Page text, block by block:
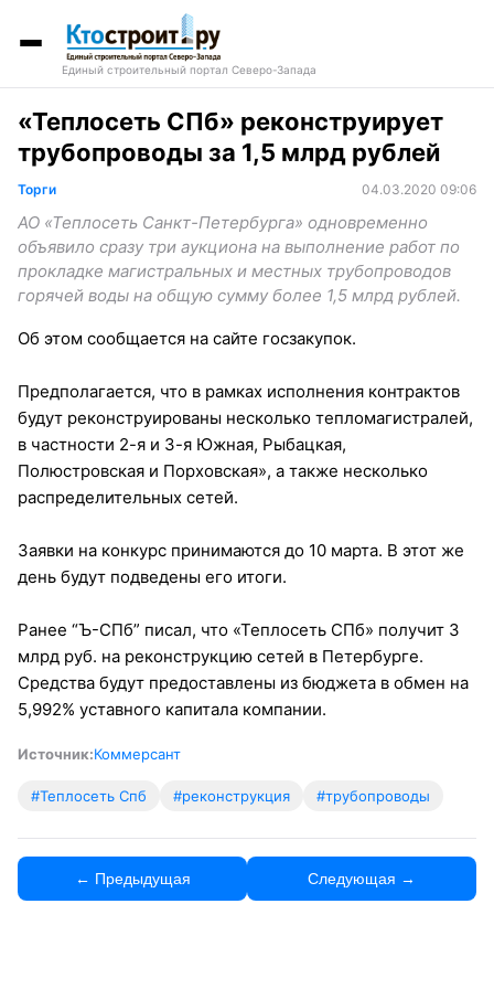
Единый строительный портал Северо-Запада
«Теплосеть СПб» реконструирует
трубопроводы за 1,5 млрд рублей
Торги 04.03.2020 09:06
АО «Теплосеть Санкт-Петербурга» одновременно
объявило сразу три аукциона на выполнение работ по
прокладке магистральных и местных трубопроводов
горячей воды на общую сумму более 1,5 млрд рублей.
Об этом сообщается на сайте госзакупок.
Предполагается, что в рамках исполнения контрактов
будут реконструированы несколько тепломагистралей,
в частности 2-я и 3-я Южная, Рыбацкая,
Полюстровская и Порховская», а также несколько
распределительных сетей.
Заявки на конкурс принимаются до 10 марта. В этот же
день будут подведены его итоги.
Ранее “Ъ-СПб” писал, что «Теплосеть СПб» получит 3
млрд руб. на реконструкцию сетей в Петербурге.
Средства будут предоставлены из бюджета в обмен на
5,992% уставного капитала компании.
Источник:Коммерсант
#Теплосеть Спб #реконструкция #трубопроводы
← Предыдущая Следующая →